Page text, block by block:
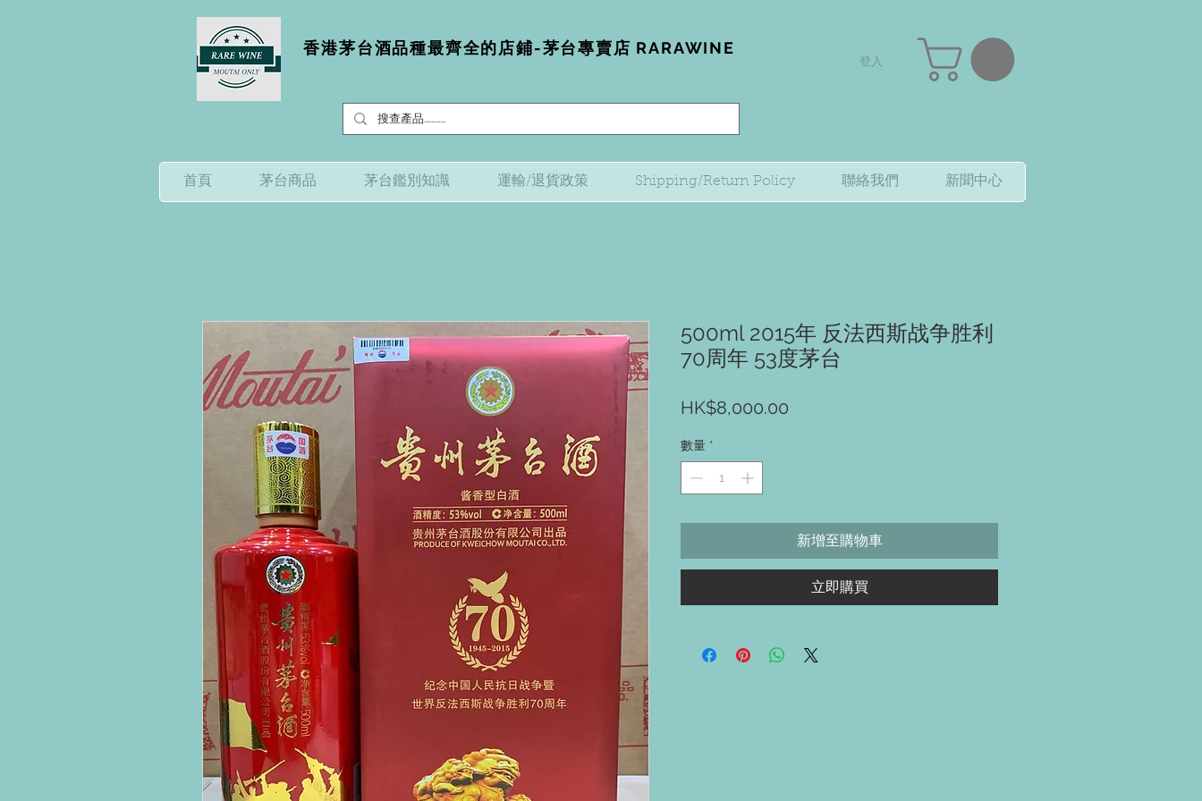
香港茅台酒品種最齊全的店鋪-茅台專賣店 RARAWINE
登入
首頁 茅台商品 茅台鑑別知識 運輸/退貨政策 Shipping/Return Policy 聯絡我們 新聞中心
500ml 2015年 反法西斯战争胜利
70周年 53度茅台
HK$8,000.00
數量 *
新增至購物車
立即購買